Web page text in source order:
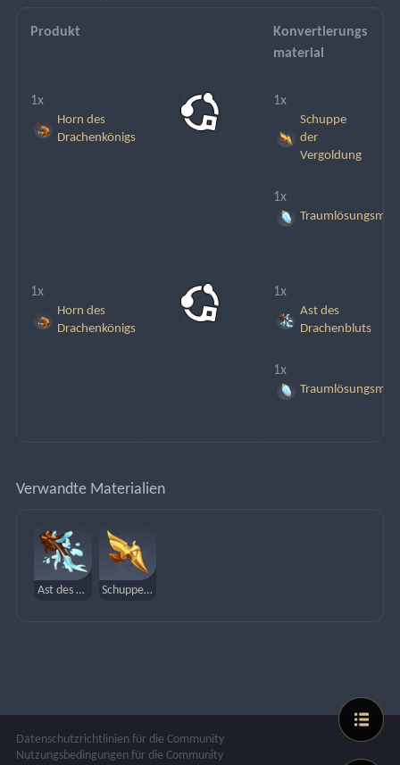
Produkt
Konvertierungs
material
1x
Horn des
Drachenkönigs
1x
Schuppe
der
Vergoldung
1x
1x
Horn des
Drachenkönigs
1x
Ast des
Drachenbluts
1x
Verwandte Materialien
Ast des Drachenbluts Schuppe der Vergoldung
Datenschutzrichtlinien für die Community
Nutzungsbedingungen für die Community